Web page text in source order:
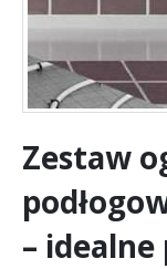
Zestaw
– idealne